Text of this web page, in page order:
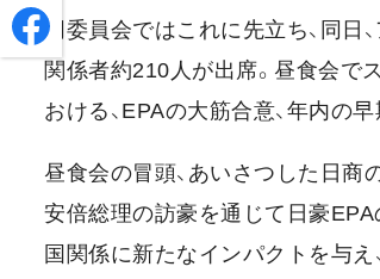
同委員会ではこれに先立ち、同日
関係者約210人が出席。昼食会で
おける、EPAの大筋合意、年内の
昼食会の冒頭、あいさつした日商
安倍総理の訪豪を通じて日豪EPA
国関係に新たなインパクトを与え